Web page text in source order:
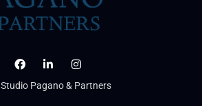
Studio Pagano & Partners